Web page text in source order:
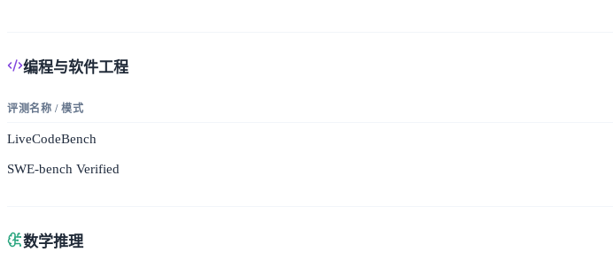
编程与软件工程
评测名称 / 模式
LiveCodeBench
SWE-bench Verified
数学推理